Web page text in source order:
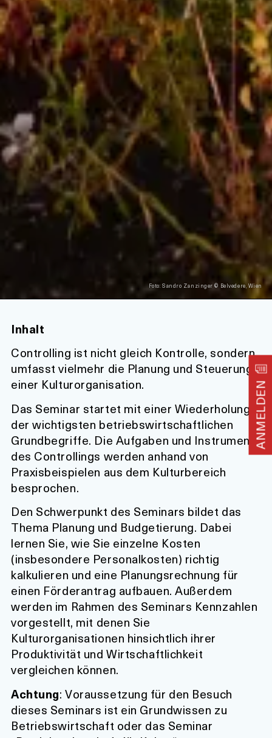
ANMELDEN
Foto: Sandro Zanzinger © Belvedere, Wien
Inhalt
Controlling ist nicht gleich Kontrolle, sondern
umfasst vielmehr die Planung und Steuerung
einer Kulturorganisation.
Das Seminar startet mit einer Wiederholung
der wichtigsten betriebswirtschaftlichen
Grundbegriffe. Die Aufgaben und Instrumente
des Controllings werden anhand von
Praxisbeispielen aus dem Kulturbereich
besprochen.
Den Schwerpunkt des Seminars bildet das
Thema Planung und Budgetierung. Dabei
lernen Sie, wie Sie einzelne Kosten
(insbesondere Personalkosten) richtig
kalkulieren und eine Planungsrechnung für
einen Förderantrag aufbauen. Außerdem
werden im Rahmen des Seminars Kennzahlen
vorgestellt, mit denen Sie
Kulturorganisationen hinsichtlich ihrer
Produktivität und Wirtschaftlichkeit
vergleichen können.
Achtung: Voraussetzung für den Besuch
dieses Seminars ist ein Grundwissen zu
Betriebswirtschaft oder das Seminar